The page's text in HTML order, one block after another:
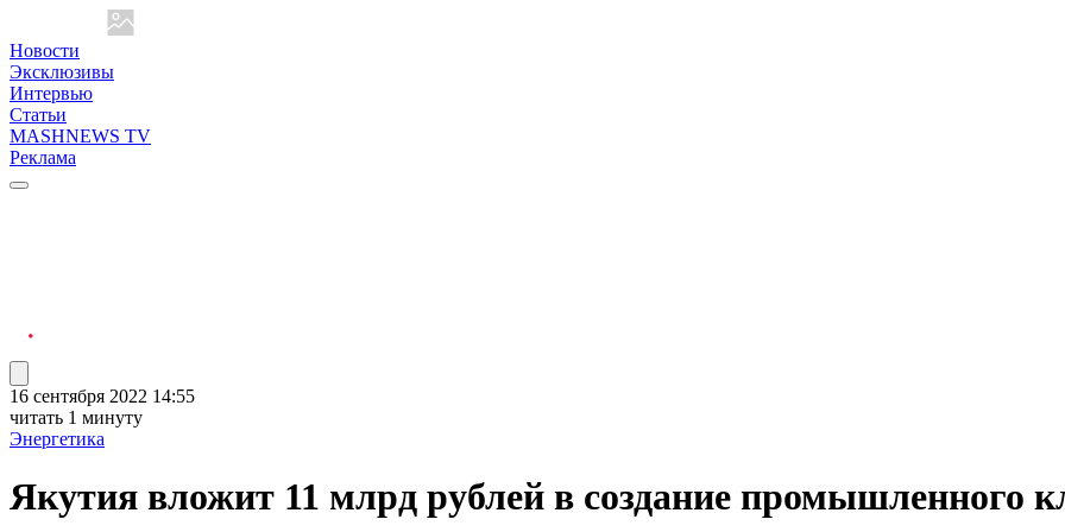
Новости
Эксклюзивы
Интервью
Статьи
MASHNEWS TV
Реклама
16 сентября 2022 14:55
читать 1 минуту
Энергетика
Якутия вложит 11 млрд рублей в создание промышленного